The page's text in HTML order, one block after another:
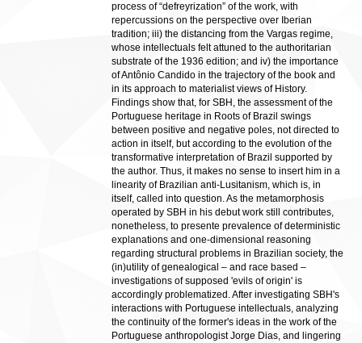
process of “defreyrization” of the work, with
repercussions on the perspective over Iberian
tradition; iii) the distancing from the Vargas regime,
whose intellectuals felt attuned to the authoritarian
substrate of the 1936 edition; and iv) the importance
of Antônio Candido in the trajectory of the book and
in its approach to materialist views of History.
Findings show that, for SBH, the assessment of the
Portuguese heritage in Roots of Brazil swings
between positive and negative poles, not directed to
action in itself, but according to the evolution of the
transformative interpretation of Brazil supported by
the author. Thus, it makes no sense to insert him in a
linearity of Brazilian anti-Lusitanism, which is, in
itself, called into question. As the metamorphosis
operated by SBH in his debut work still contributes,
nonetheless, to presente prevalence of deterministic
explanations and one-dimensional reasoning
regarding structural problems in Brazilian society, the
(in)utility of genealogical – and race based –
investigations of supposed 'evils of origin' is
accordingly problematized. After investigating SBH's
interactions with Portuguese intellectuals, analyzing
the continuity of the former's ideas in the work of the
Portuguese anthropologist Jorge Dias, and lingering